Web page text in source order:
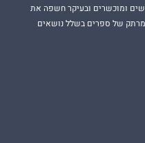
ומוכשרים ובעיקר חשפה את
של ספרים בשלל נושאים